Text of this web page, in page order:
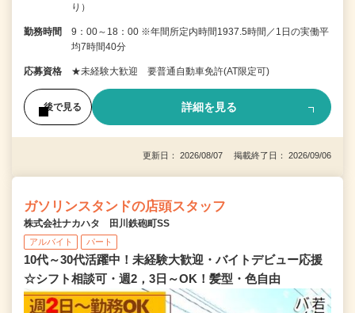
り）
勤務時間
9：00～18：00 ※年間所定内時間1937.5時間／1日の実働平
均7時間40分
応募資格 ★未経験大歓迎 要普通自動車免許(AT限定可)
後で見る 詳細を見る
更新日： 2026/08/07 掲載終了日： 2026/09/06
ガソリンスタンドの店頭スタッフ
株式会社ナカハタ 田川鉄砲町SS
アルバイト パート
10代～30代活躍中！未経験大歓迎・バイトデビュー応援
☆シフト相談可・週2，3日～OK！髪型・色自由